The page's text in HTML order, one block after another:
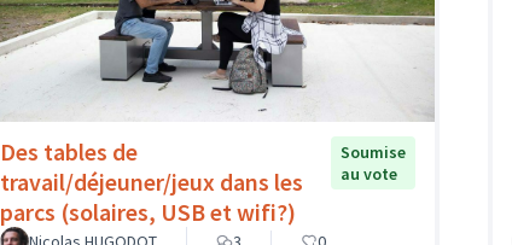
Des tables de
travail/déjeuner/jeux dans les
parcs (solaires, USB et wifi?)
Soumise
au vote